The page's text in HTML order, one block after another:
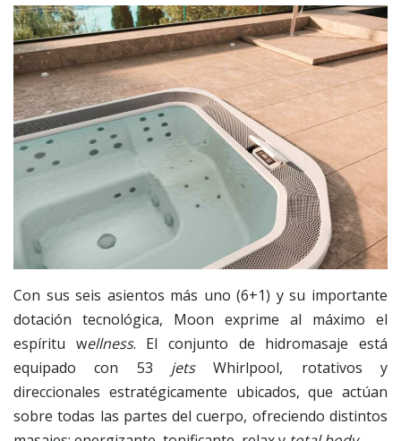
Con sus seis asientos más uno (6+1) y su importante
dotación tecnológica, Moon exprime al máximo el
espíritu wellness. El conjunto de hidromasaje está
equipado con 53 jetsWhirlpool, rotativos y
direccionales estratégicamente ubicados, que actúan
sobre todas las partes del cuerpo, ofreciendo distintos